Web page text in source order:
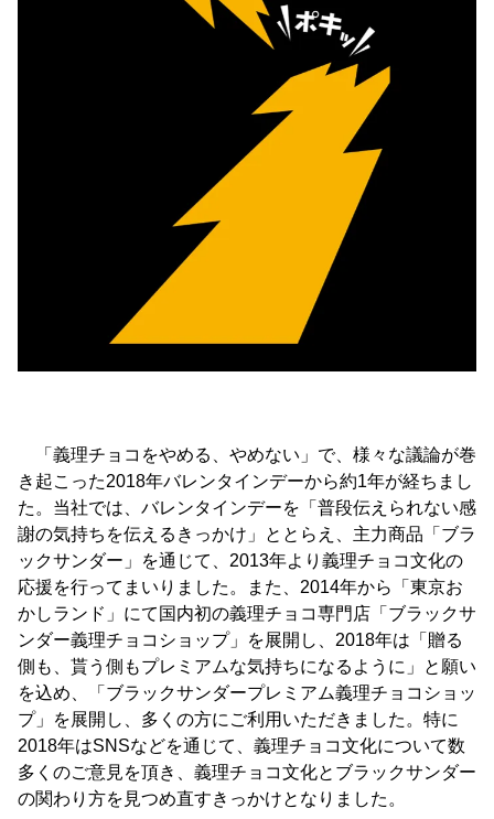
「義理チョコをやめる、やめない」で、様々な議論が巻
き起こった2018年バレンタインデーから約1年が経ちまし
た。当社では、バレンタインデーを「普段伝えられない感
謝の気持ちを伝えるきっかけ」ととらえ、主力商品「ブラ
ックサンダー」を通じて、2013年より義理チョコ文化の
応援を行ってまいりました。また、2014年から「東京お
かしランド」にて国内初の義理チョコ専門店「ブラックサ
ンダー義理チョコショップ」を展開し、2018年は「贈る
側も、貰う側もプレミアムな気持ちになるように」と願い
を込め、「ブラックサンダープレミアム義理チョコショッ
プ」を展開し、多くの方にご利用いただきました。特に
2018年はSNSなどを通じて、義理チョコ文化について数
多くのご意見を頂き、義理チョコ文化とブラックサンダー
の関わり方を見つめ直すきっかけとなりました。